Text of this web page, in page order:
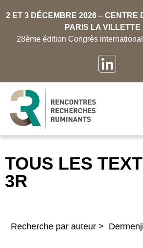
2 ET 3 DÉCEMBRE 2026 – CENTRE
PARIS LA VILLETTE
28ème édition Congrès
TOUS LES
3R
Recherche par auteur >